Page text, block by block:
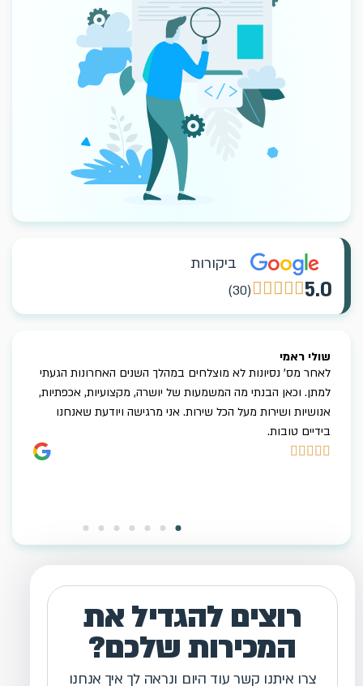
ביקורות
5.0





(30)
השנים האחרונות הגעתי
יושרה, מקצועיות, אכפתיות,
מרגישה ויודעת שאנחנו
מתן המדהים, מלבד זה שיש לו ידע עצום
קמפיין מנצח שמביא לי לקוחות
מענה להודעות לכל שאלה, יעוץ וסבלנות
שיש לי ניהול קמפיין מוצלח.. מתן וצוות
רוצים להגדיל את
המכירות שלכם?
צרו איתנו קשר עוד היום ונראה לך איך אנחנו